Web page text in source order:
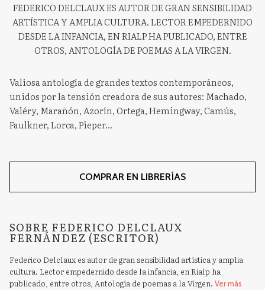
FEDERICO DELCLAUX ES AUTOR DE GRAN SENSIBILIDAD
ARTÍSTICA Y AMPLIA CULTURA. LECTOR EMPEDERNIDO
DESDE LA INFANCIA, EN RIALP HA PUBLICADO, ENTRE
OTROS, ANTOLOGÍA DE POEMAS A LA VIRGEN.
Valiosa antología de grandes textos contemporáneos,
unidos por la tensión creadora de sus autores: Machado,
Valéry, Marañón, Azorín, Ortega, Hemingway, Camús,
Faulkner, Lorca, Pieper...
COMPRAR EN LIBRERÍAS
SOBRE FEDERICO DELCLAUX
FERNÁNDEZ (ESCRITOR)
Federico Delclaux es autor de gran sensibilidad artística y amplia
cultura. Lector empedernido desde la infancia, en Rialp ha
publicado, entre otros, Antología de poemas a la Virgen. Ver más